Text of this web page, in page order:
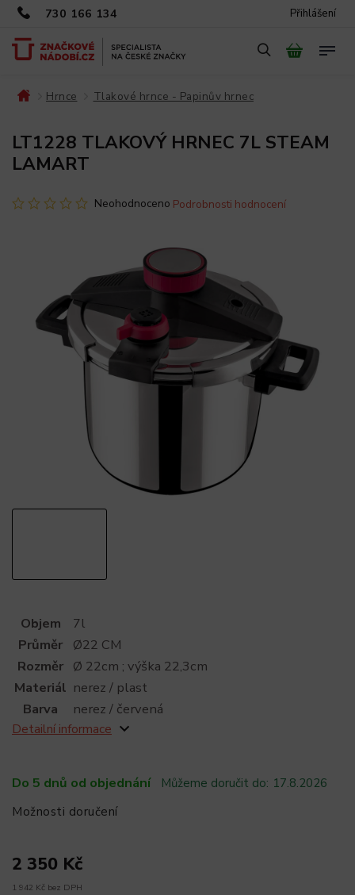
730 166 134 Přihlášení
Hrnce Tlakové hrnce - Papinův hrnec
LT1228 TLAKOVÝ HRNEC 7L STEAM
LAMART
Neohodnoceno Podrobnosti hodnocení
Do 5 dnů od objednání Můžeme doručit do: 17.8.2026
Možnosti doručení
2 350 Kč
1 942 Kč bez DPH
Objem
7l
Průměr
Ø22 CM
Rozměr Ø 22cm ; výška 22,3cm
Materiál nerez / plast
Barva
nerez / červená
Detailní informace